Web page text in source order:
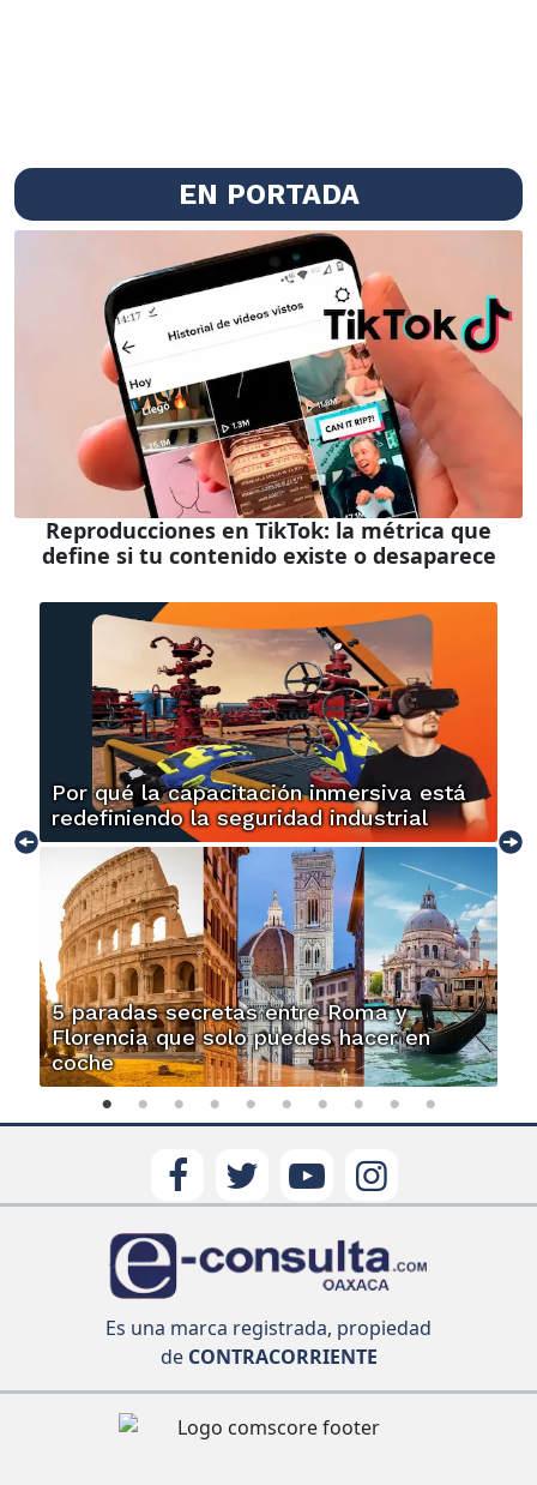
EN PORTADA
Reproducciones en TikTok: la métrica que
define si tu contenido existe o desaparece
Por qué la capacitación inmersiva está
redefiniendo la seguridad industrial
5 paradas secretas entre Roma y
Florencia que solo puedes hacer en
coche
Es una marca registrada, propiedad
deCONTRACORRIENTE